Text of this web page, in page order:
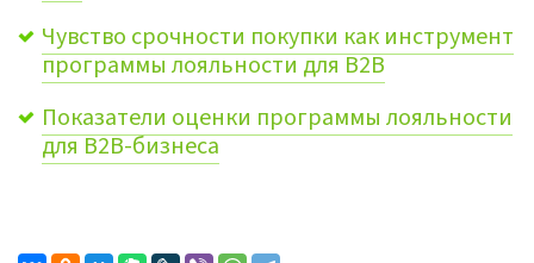
Чувство срочности покупки как инструмент
программы лояльности для B2B
Показатели оценки программы лояльности
для B2B-бизнеса